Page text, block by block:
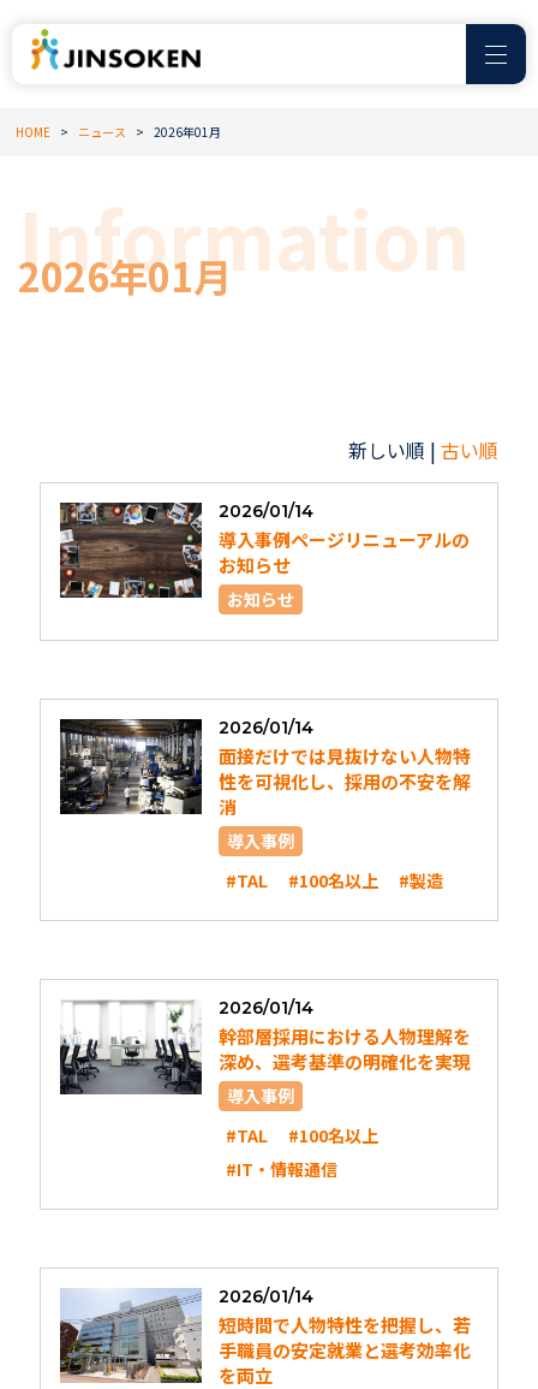
HOME ニュース 2026年01月
2026年01月
新しい順 | 古い順
2026/01/14
導入事例ページリニューアルの
お知らせ
お知らせ
2026/01/14
面接だけでは見抜けない人物特
性を可視化し、採用の不安を解
消
導入事例
#TAL
#100名以上 #製造
2026/01/14
幹部層採用における人物理解を
深め、選考基準の明確化を実現
導入事例
#TAL
#100名以上
#IT・情報通信
2026/01/14
短時間で人物特性を把握し、若
手職員の安定就業と選考効率化
を両立